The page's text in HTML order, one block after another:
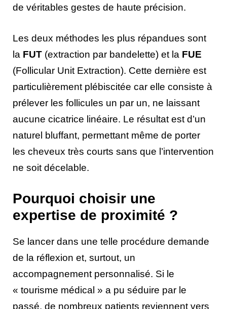
de véritables gestes de haute précision.
Les deux méthodes les plus répandues sont
la FUT (extraction par bandelette) et la FUE
(Follicular Unit Extraction). Cette dernière est
particulièrement plébiscitée car elle consiste à
prélever les follicules un par un, ne laissant
aucune cicatrice linéaire. Le résultat est d’un
naturel bluffant, permettant même de porter
les cheveux très courts sans que l’intervention
ne soit décelable.
Pourquoi choisir une
expertise de proximité ?
Se lancer dans une telle procédure demande
de la réflexion et, surtout, un
accompagnement personnalisé. Si le
« tourisme médical » a pu séduire par le
passé, de nombreux patients reviennent vers